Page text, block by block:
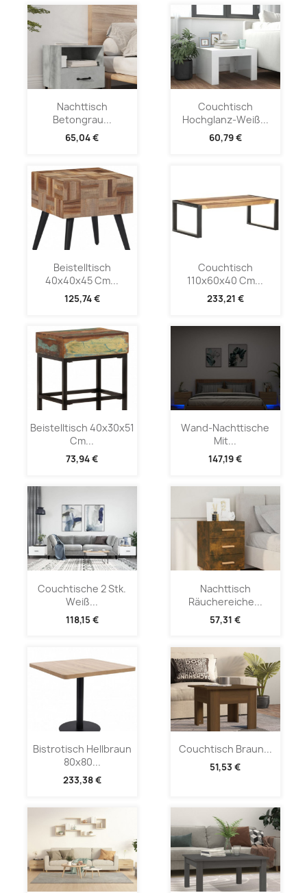
Nachttisch
Betongrau...
65,04 €
Couchtisch
Hochglanz-Weiß...
60,79 €
Beistelltisch
40x40x45 Cm...
125,74 €
Couchtisch
110x60x40 Cm...
233,21 €
Beistelltisch 40x30x51
Cm...
73,94 €
Wand-Nachttische
Mit...
147,19 €
Couchtische 2 Stk.
Weiß...
118,15 €
Nachttisch
Räuchereiche...
57,31 €
Bistrotisch Hellbraun
80x80...
233,38 €
Couchtisch Braun...
51,53 €